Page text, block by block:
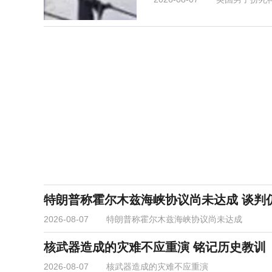
特朗普称霍尔木兹海峡协议尚未达成 谈判
2026-08-07 特朗普称霍尔木兹海峡协议尚未达成
核武器造成的灾难不应重演 铭记历史教训
2026-08-07 核武器造成的灾难不应重演